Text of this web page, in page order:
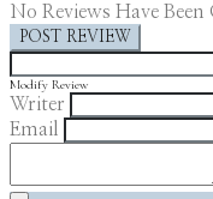
No Reviews Have Been
POST REVIEW
Modify Review
Writer
Email